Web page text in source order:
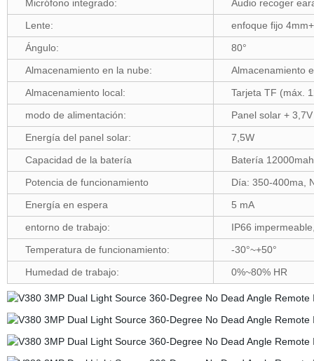
Micrófono integrado:
Audio recoger
Lente:
enfoque fijo
Ángulo:
80°
Almacenamiento en la nube:
Almacenamiento
Almacenamiento local:
Tarjeta TF (máx.
modo de alimentación:
Panel solar +
Energía del panel solar:
7,5W
Capacidad de la batería
Batería
Potencia de funcionamiento
Día: 350-400ma,
Energía en espera
5 mA
entorno de trabajo:
IP66
Temperatura de funcionamiento:
-30°~+50°
Humedad de trabajo:
0%~80% HR